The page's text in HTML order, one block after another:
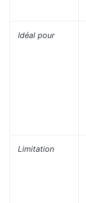
Idéal pour
Limitation